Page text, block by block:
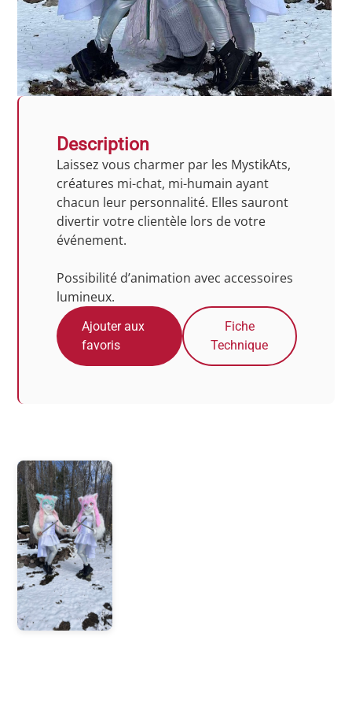
Description
Laissez vous charmer par les MystikAts,
créatures mi-chat, mi-humain ayant
chacun leur personnalité. Elles sauront
divertir votre clientèle lors de votre
événement.
Possibilité d’animation avec accessoires
lumineux.
Ajouter aux
favoris
Fiche
Technique